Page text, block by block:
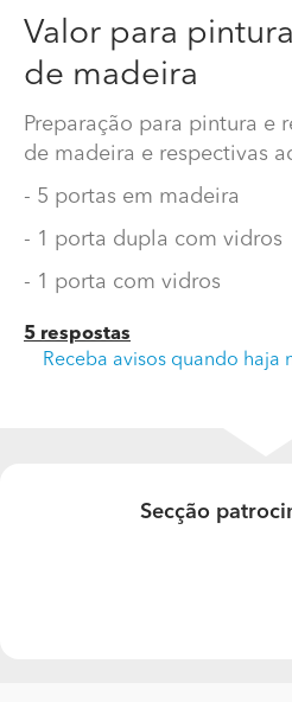
Valor para pintura de 8 portas
Preparação para pintura e
madeira e respectivas
- 1 porta com vidros
Valor para
de madeira
Preparação para pintura e
de madeira e respectivas
- 5 portas em madeira
- 1 porta dupla com vidros
- 1 porta com vidros
5 respostas
Receba avisos quando haja
Secção